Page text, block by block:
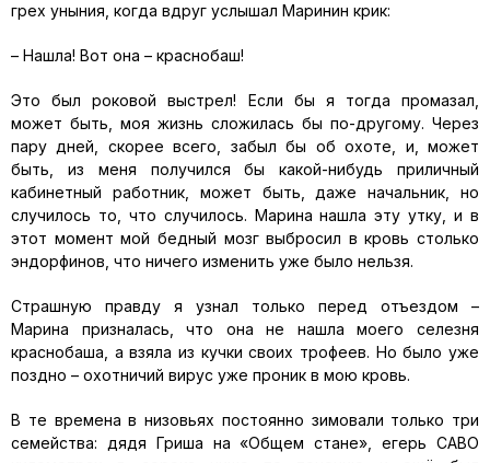
грех уныния, когда вдруг услышал Маринин крик:
– Нашла! Вот она – краснобаш!
Это был роковой выстрел! Если бы я тогда промазал,
может быть, моя жизнь сложилась бы по-другому. Через
пару дней, скорее всего, забыл бы об охоте, и, может
быть, из меня получился бы какой-нибудь приличный
кабинетный работник, может быть, даже начальник, но
случилось то, что случилось. Марина нашла эту утку, и в
этот момент мой бедный мозг выбросил в кровь столько
эндорфинов, что ничего изменить уже было нельзя.
Страшную правду я узнал только перед отъездом –
Марина призналась, что она не нашла моего селезня
краснобаша, а взяла из кучки своих трофеев. Но было уже
поздно – охотничий вирус уже проник в мою кровь.
В те времена в низовьях постоянно зимовали только три
семейства: дядя Гриша на «Общем стане», егерь САВО